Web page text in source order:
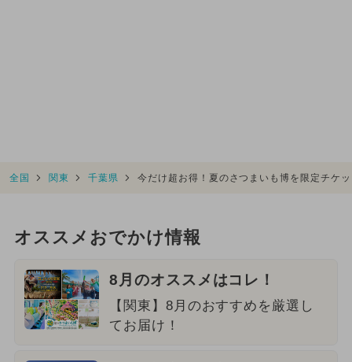
全国 関東 千葉県 今だけ超お得！夏のさつまいも博を限定チケ
オススメおでかけ情報
8月のオススメはコレ！
【関東】8月のおすすめを厳選し
てお届け！